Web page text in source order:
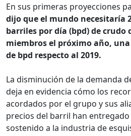
En sus primeras proyecciones
dijo que el mundo necesitaría
barriles por día (bpd) de crudo
miembros el próximo año,
de bpd respecto al 2019.
La disminución de la demanda
deja en evidencia cómo los
acordados por el grupo y sus
precios del barril han
sostenido a la industria de